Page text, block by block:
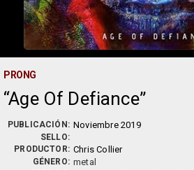
PRONG
Age Of Defiance
PUBLICACIÓN: Noviembre 2019
SELLO:
PRODUCTOR: Chris Collier
GÉNERO: metal